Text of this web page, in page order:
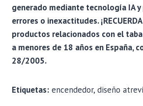
generado mediante tecnología IA
errores o inexactitudes.
productos relacionados con el
a menores de 18 años en España,
28/2005.
Etiquetas: encendedor, diseño